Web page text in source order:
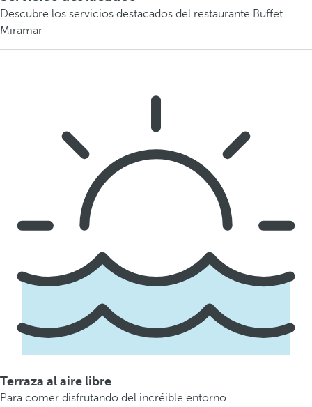
Descubre los servicios destacados del restaurante Buffet
Miramar
Terraza al aire libre
Para comer disfrutando del incréible entorno.